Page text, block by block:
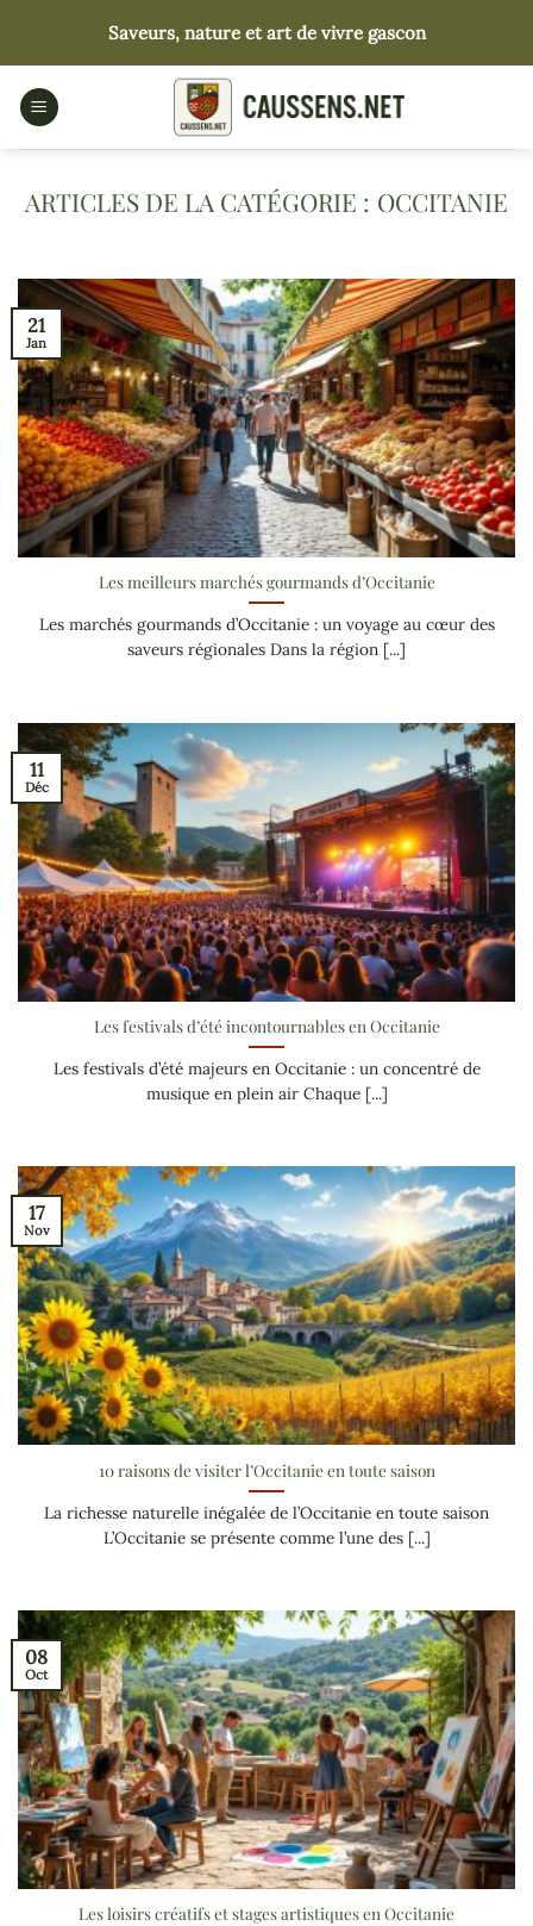
contenu
Saveurs, nature et art de vivre gascon
OCCITANIE
Les meilleurs marchés gourmands d’Occitanie
Les marchés gourmands d’Occitanie : un voyage au cœur des
saveurs régionales Dans la région [...]
21
Jan
Les festivals d’été incontournables en Occitanie
Les festivals d’été majeurs en Occitanie : un concentré de
musique en plein air Chaque [...]
11
Déc
10 raisons de visiter l’Occitanie en toute saison
La richesse naturelle inégalée de l’Occitanie en toute saison
L’Occitanie se présente comme l’une des [...]
17
Nov
Les loisirs créatifs et stages artistiques en Occitanie
08
Oct